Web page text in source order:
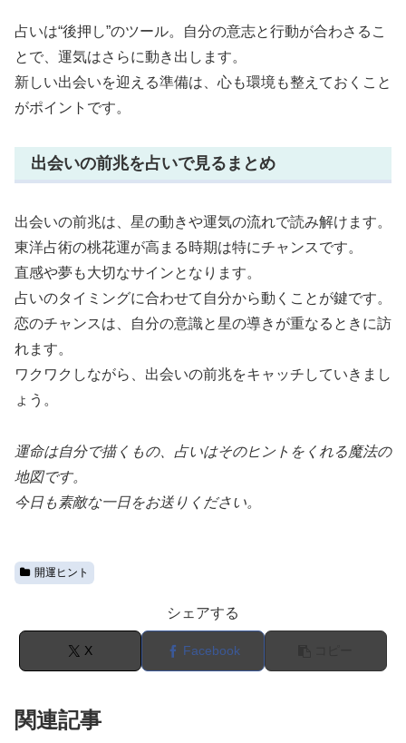
占いは“後押し”のツール。自分の意志と行動が合わさるこ
とで、運気はさらに動き出します。
新しい出会いを迎える準備は、心も環境も整えておくこと
がポイントです。
出会いの前兆を占いで見るまとめ
出会いの前兆は、星の動きや運気の流れで読み解けます。
東洋占術の桃花運が高まる時期は特にチャンスです。
直感や夢も大切なサインとなります。
占いのタイミングに合わせて自分から動くことが鍵です。
恋のチャンスは、自分の意識と星の導きが重なるときに訪
れます。
ワクワクしながら、出会いの前兆をキャッチしていきまし
ょう。
運命は自分で描くもの、占いはそのヒントをくれる魔法の
地図です。
今日も素敵な一日をお送りください。
開運ヒント
シェアする
X Facebook
関連記事